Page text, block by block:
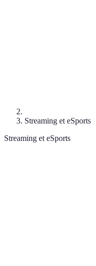
Streaming et eSports
Streaming et eSports